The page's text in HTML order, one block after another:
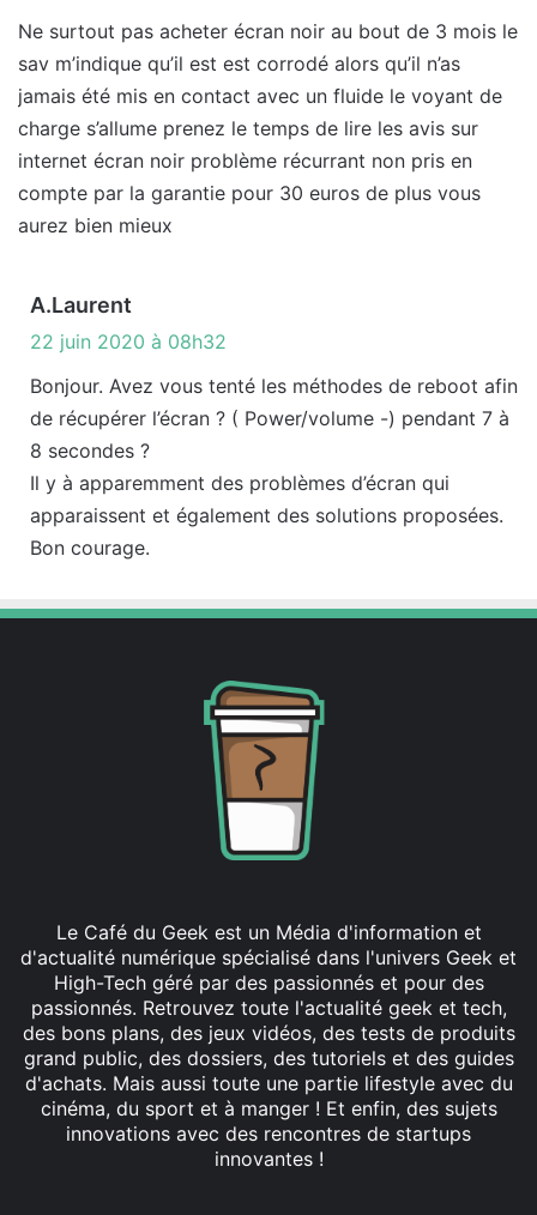
Ne surtout pas acheter écran noir au bout de 3 mois le
sav m’indique qu’il est est corrodé alors qu’il n’as
jamais été mis en contact avec un fluide le voyant de
charge s’allume prenez le temps de lire les avis sur
internet écran noir problème récurrant non pris en
compte par la garantie pour 30 euros de plus vous
aurez bien mieux
A.Laurent
i
22 juin 2020 à 08h32
Bonjour. Avez vous tenté les méthodes de reboot afin
de récupérer l’écran ? ( Power/volume -) pendant 7 à
8 secondes ?
Il y à apparemment des problèmes d’écran qui
apparaissent et également des solutions proposées.
Bon courage.
Le Café du Geek est un Média d'information et
d'actualité numérique spécialisé dans l'univers Geek et
High-Tech géré par des passionnés et pour des
passionnés. Retrouvez toute l'actualité geek et tech,
des bons plans, des jeux vidéos, des tests de produits
grand public, des dossiers, des tutoriels et des guides
d'achats. Mais aussi toute une partie lifestyle avec du
cinéma, du sport et à manger ! Et enfin, des sujets
innovations avec des rencontres de startups
innovantes !